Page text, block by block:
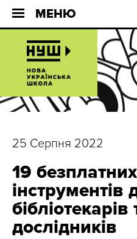
МЕНЮ
25 Серпня 2022
19
інструментів
бібліотекарів
дослідників